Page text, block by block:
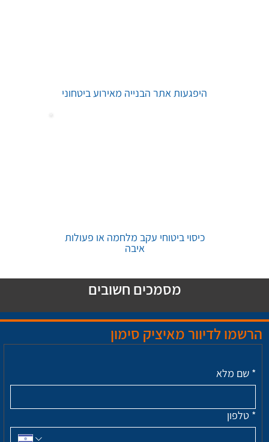
היפגעות אתר הבנייה מאירוע ביטחוני
כיסוי ביטוחי עקב מלחמה או פעולות
איבה
מסמכים חשובים
הרשמו לדיוור מאיציק סימון
* שם מלא
* טלפון